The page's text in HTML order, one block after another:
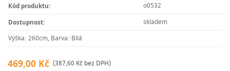
Kód produktu: o0532
Dostupnost:
skladem
Výška: 260cm, Barva: Bílá
469,00 Kč (387,60 Kč bez DPH)